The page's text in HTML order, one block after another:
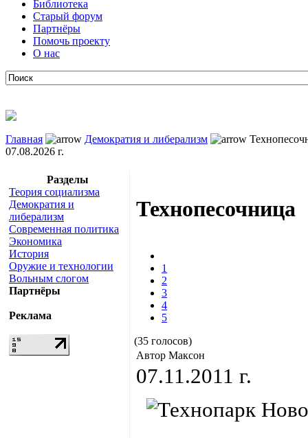
Библиотека
Старый форум
Партнёры
Помочь проекту
О нас
Главная Демократия и либерализм
07.08.2026 г.
Разделы
Теория социализма
Демократия и
либерализм
Современная политика
Экономика
История
Оружие и технологии
Вольным слогом
Партнёры
Реклама
Технопесочница
1
2
3
4
5
(35 голосов)
Автор Максон
07.11.2011 г.